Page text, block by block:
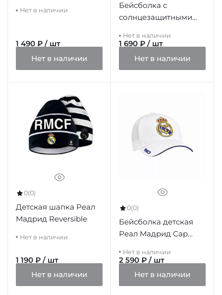
Нет в наличии
1 490 ₽ / шт
Нет в наличии
Бейсболка с
солнцезащитными
белая
Нет в наличии
1 690 ₽ / шт
Нет в наличии
0(0)
Детская шапка Реал
Мадрид Reversible
Нет в наличии
1 190 ₽ / шт
Нет в наличии
0(0)
Бейсболка детская
Реал Мадрид Cap
Нет в наличии
2 590 ₽ / шт
Нет в наличии